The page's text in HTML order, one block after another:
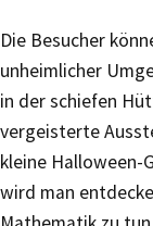
Die Besucher
unheimlicher
in der schiefen
vergeisterte
kleine Halloween-
wird man